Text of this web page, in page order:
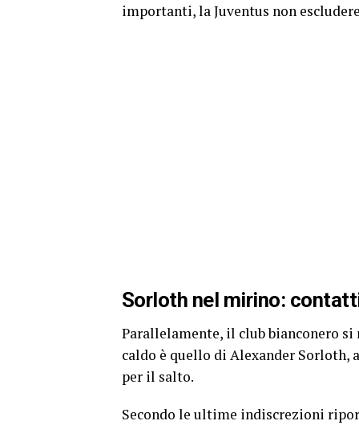
importanti, la Juventus non
Sorloth nel mirino:
Parallelamente, il club bianconero
caldo è quello di Alexander
per il salto.
Secondo le ultime indiscrezioni